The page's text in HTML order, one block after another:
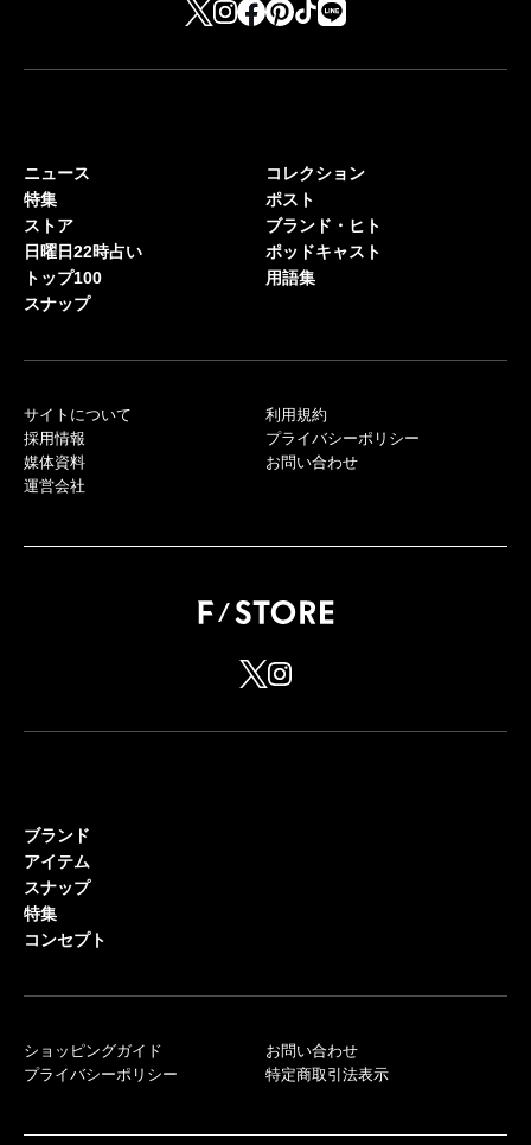
ニュース
特集
ストア
日曜日22時占い
トップ100
スナップ
コレクション
ポスト
ブランド・ヒト
ポッドキャスト
用語集
サイトについて
採用情報
媒体資料
運営会社
利用規約
プライバシーポリシー
お問い合わせ
ブランド
アイテム
スナップ
特集
コンセプト
ショッピングガイド
プライバシーポリシー
お問い合わせ
特定商取引法表示